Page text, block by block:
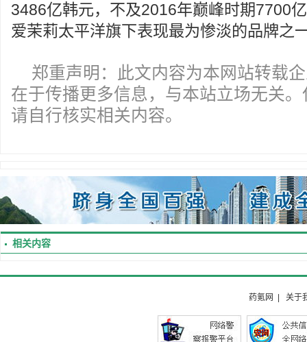
3486亿韩元，不及2016年巅峰时期7700
爱茉莉太平洋旗下表现最为惨淡的品牌之
郑重声明：此文内容为本网站转载
在于传播更多信息，与本站立场无关
请自行核实相关内容。
相关内容
药氪网 关于